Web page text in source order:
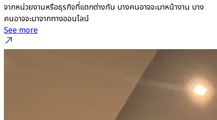
จากหน่วยงานหรือธุรกิจที่แตกต่างกัน บางคนอาจจะมาหน้างาน บาง
คนอาจจะมาจากทางออนไลน์
See more